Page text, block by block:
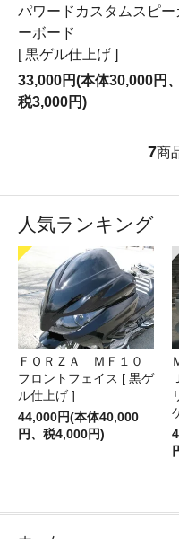
パワードカスタムスピー
ーボード
[ 黒ゲル仕上げ ]
33,000円(本体30,000円、
税3,000円)
7商
人気ランキング
ＦＯＲＺＡ ＭＦ１０
フロントフェイス [ 黒ゲ
ル仕上げ ]
44,000円(本体40,000
円、税4,000円)